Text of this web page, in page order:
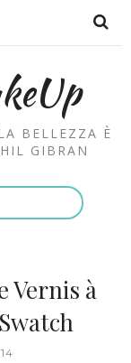
BELLEZZA È
GIBRAN
Vernis à